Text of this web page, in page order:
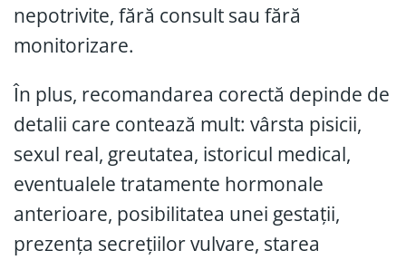
nepotrivite, fără consult sau fără
monitorizare.
În plus, recomandarea corectă depinde de
detalii care contează mult: vârsta pisicii,
sexul real, greutatea, istoricul medical,
eventualele tratamente hormonale
anterioare, posibilitatea unei gestații,
prezența secrețiilor vulvare, starea